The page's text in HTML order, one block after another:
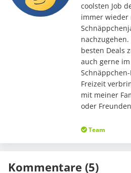
coolsten Job
immer wieder
besten Deals
auch gerne
Freizeit
mit meiner
oder
Team
Kommentare (5)